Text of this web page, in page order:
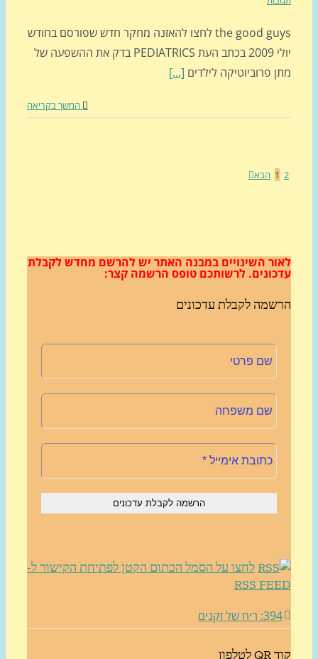
the good guys לחצו להאזנה מחקר חדש שפורסם בחודש
יולי 2009 בכתב העת PEDIATRICS בדק את ההשפעה של
פרוביוטיקה לילדים[...]
המשך בקריאה
השינויים במבנה האתריש להרשם מחדש לקבלת
לרשותכם טופס הרשמה קצר:
לקבלת עדכונים
לחצו על הסמל הכתום הקטן לפתיחת הקישור ל-
RSS